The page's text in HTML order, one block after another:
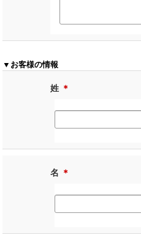
▼お客様の情報
姓 ＊
名 ＊